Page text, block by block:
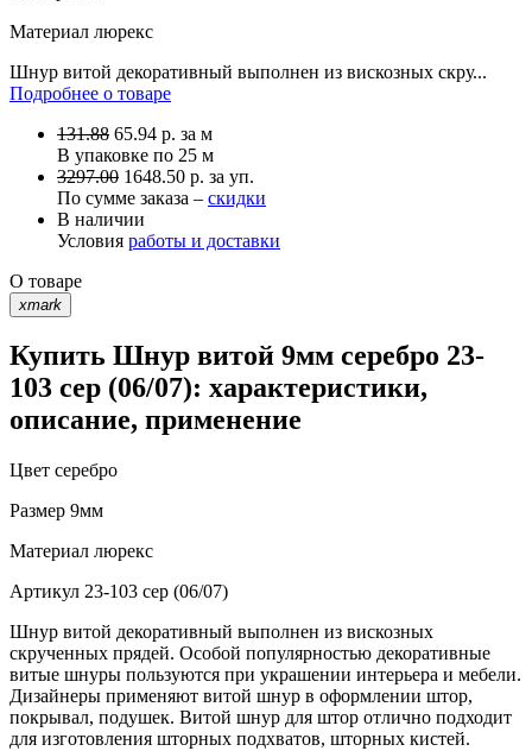
Материал люрекс
Шнур витой декоративный выполнен из вискозных скру...
Подробнее о товаре
131.88 65.94 р. за м
В упаковке по 25 м
3297.00 1648.50 р. за уп.
По сумме заказа – скидки
В наличии
Условия работы и доставки
О товаре
xmark
Купить Шнур витой 9мм серебро 23-
103 сер (06/07): характеристики,
описание, применение
Цвет серебро
Размер 9мм
Материал люрекс
Артикул 23-103 сер (06/07)
Шнур витой декоративный выполнен из вискозных
скрученных прядей. Особой популярностью декоративные
витые шнуры пользуются при украшении интерьера и мебели.
Дизайнеры применяют витой шнур в оформлении штор,
покрывал, подушек. Витой шнур для штор отлично подходит
для изготовления шторных подхватов, шторных кистей.